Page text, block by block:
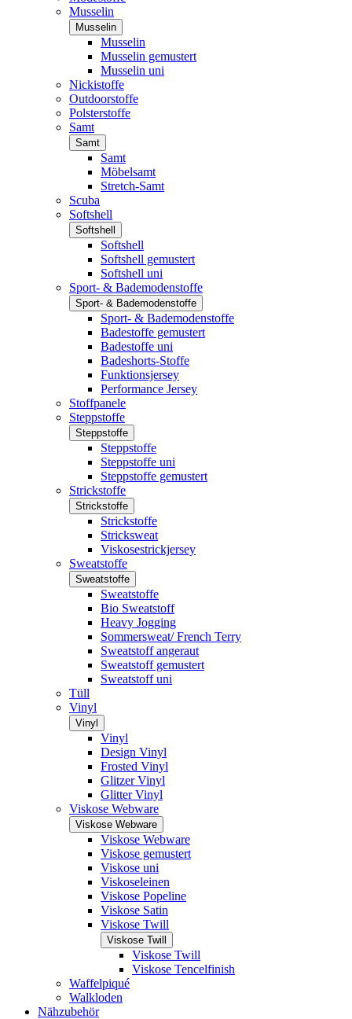
Musselin
Musselin
Musselin
Musselin gemustert
Musselin uni
Nickistoffe
Outdoorstoffe
Polsterstoffe
Samt
Samt
Samt
Möbelsamt
Stretch-Samt
Scuba
Softshell
Softshell
Softshell
Softshell gemustert
Softshell uni
Sport- & Bademodenstoffe
Sport- & Bademodenstoffe
Sport- & Bademodenstoffe
Badestoffe gemustert
Badestoffe uni
Badeshorts-Stoffe
Funktionsjersey
Performance Jersey
Stoffpanele
Steppstoffe
Steppstoffe
Steppstoffe
Steppstoffe uni
Steppstoffe gemustert
Strickstoffe
Strickstoffe
Strickstoffe
Stricksweat
Viskosestrickjersey
Sweatstoffe
Sweatstoffe
Sweatstoffe
Bio Sweatstoff
Heavy Jogging
Sommersweat/ French Terry
Sweatstoff angeraut
Sweatstoff gemustert
Sweatstoff uni
Tüll
Vinyl
Vinyl
Vinyl
Design Vinyl
Frosted Vinyl
Glitzer Vinyl
Glitter Vinyl
Viskose Webware
Viskose Webware
Viskose Webware
Viskose gemustert
Viskose uni
Viskoseleinen
Viskose Popeline
Viskose Satin
Viskose Twill
Viskose Twill
Viskose Twill
Viskose Tencelfinish
Waffelpiqué
Walkloden
Nähzubehör